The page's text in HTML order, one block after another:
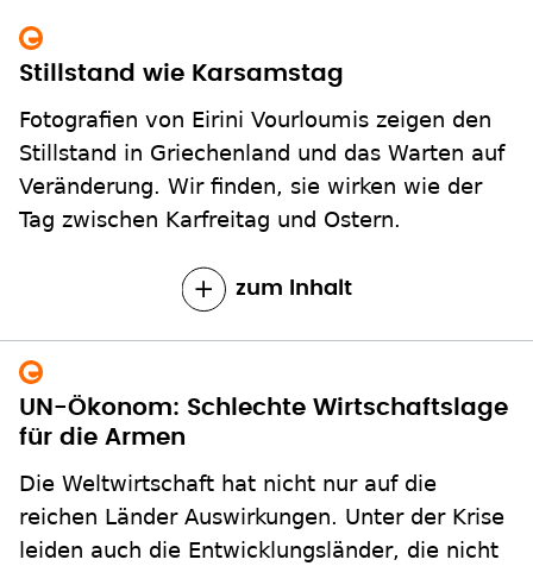
Stillstand wie Karsamstag
Fotografien von Eirini Vourloumis zeigen den
Stillstand in Griechenland und das Warten auf
Veränderung. Wir finden, sie wirken wie der
Tag zwischen Karfreitag und Ostern.
UN-Ökonom: Schlechte Wirtschaftslage
für die Armen
Die Weltwirtschaft hat nicht nur auf die
reichen Länder Auswirkungen. Unter der Krise
leiden auch die Entwicklungsländer, die nicht
allein eine Lösung finden können.